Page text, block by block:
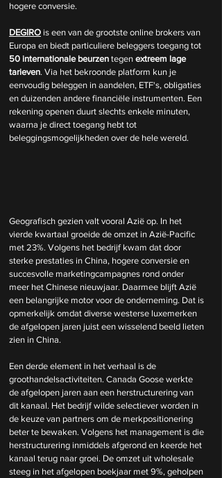
hogere conversie.
DEGIRO is een van de grootste online brokers van
Europa en biedt particuliere beleggers toegang tot
50 internationale beurzen tegen extreem lage
tarieven. Via het bekroonde platform kun je
eenvoudig beleggen in aandelen, ETF's, obligaties
en duizenden andere financiële instrumenten. Een
rekening openen duurt slechts enkele minuten,
waarna je direct toegang hebt tot
beleggingsmogelijkheden over de hele wereld.
Geografisch gezien valt vooral Azië op. In het
vierde kwartaal groeide de omzet in Azië-Pacific
met 23%. Volgens het bedrijf kwam dat door
sterke prestaties in China, hogere conversie en
succesvolle marketingcampagnes rond onder
meer het Chinese nieuwjaar. Daarmee blijft Azië
een belangrijke motor voor de onderneming. Dat is
opmerkelijk omdat diverse westerse luxemerken
de afgelopen jaren juist een wisselend beeld lieten
zien in China.
Een derde element in het verhaal is de
groothandelsactiviteiten. Canada Goose werkte
de afgelopen jaren aan een herstructurering van
dit kanaal. Het bedrijf wilde selectiever worden in
de keuze van partners om de merkpositionering
beter te bewaken. Volgens het management is die
herstructurering inmiddels afgerond en keerde het
kanaal terug naar groei. De omzet uit wholesale
steeg in het afgelopen boekjaar met 9%, geholpen